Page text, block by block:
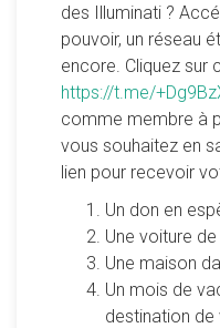
des Illuminati ?
pouvoir, un réseau
encore. Cliquez sur
https://t.me/
comme membre à
vous souhaitez en
lien pour recevoir
Un don en
Une voiture de
Une maison
Un mois de
destination de